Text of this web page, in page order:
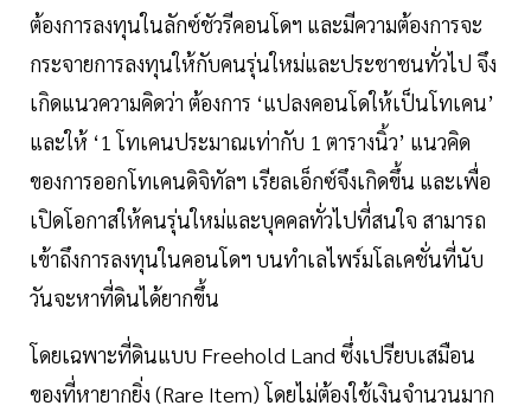
ต้องการลงทุนในลักซ์ชัวรีคอนโดฯ และมีความต้องการจะ
กระจายการลงทุนให้กับคนรุ่นใหม่และประชาชนทั่วไป จึง
เกิดแนวความคิดว่า ต้องการ ‘แปลงคอนโดให้เป็นโทเคน’
และให้ ‘1 โทเคนประมาณเท่ากับ 1 ตารางนิ้ว’ แนวคิด
ของการออกโทเคนดิจิทัลฯ เรียลเอ็กซ์จึงเกิดขึ้น และเพื่อ
เปิดโอกาสให้คนรุ่นใหม่และบุคคลทั่วไปที่สนใจ สามารถ
เข้าถึงการลงทุนในคอนโดฯ บนทำเลไพร์มโลเคชั่นที่นับ
วันจะหาที่ดินได้ยากขึ้น
โดยเฉพาะที่ดินแบบ Freehold Land ซึ่งเปรียบเสมือน
ของที่หายากยิ่ง (Rare Item) โดยไม่ต้องใช้เงินจำนวนมาก